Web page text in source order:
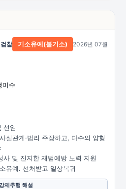
미수
검찰 기소유예(불기소) 2026년 07월
선임
실관계·법리 주장하고, 다수의 양형
사 및 진지한 재범예방 노력 지원
유예. 선처받고 일상복귀
강제추행 해설